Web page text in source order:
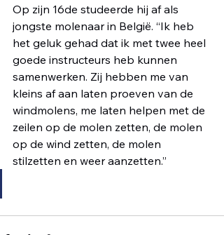
Op zijn 16de studeerde hij af als
jongste molenaar in België. “Ik heb
het geluk gehad dat ik met twee heel
goede instructeurs heb kunnen
samenwerken. Zij hebben me van
kleins af aan laten proeven van de
windmolens, me laten helpen met de
zeilen op de molen zetten, de molen
op de wind zetten, de molen
stilzetten en weer aanzetten.”